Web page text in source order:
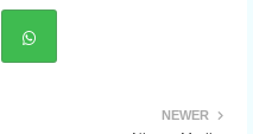
NEWER